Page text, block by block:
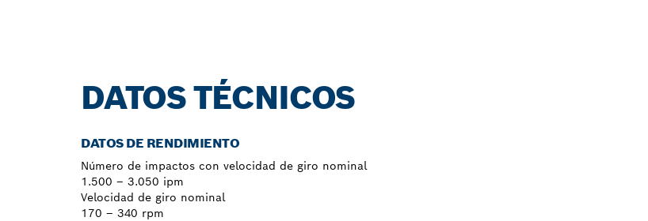
DATOS TÉCNICOS
DATOS DE RENDIMIENTO
Número de impactos con velocidad de giro nominal
1.500 – 3.050 ipm
Velocidad de giro nominal
170 – 340 rpm